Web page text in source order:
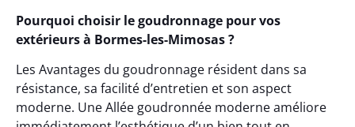
Pourquoi choisir le goudronnage pour vos
extérieurs à Bormes-les-Mimosas ?
Les Avantages du goudronnage résident dans sa
résistance, sa facilité d’entretien et son aspect
moderne. Une Allée goudronnée moderne améliore